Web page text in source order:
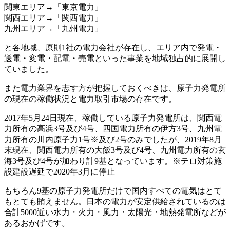
関東エリア→「東京電力」
関西エリア→「関西電力」
九州エリア→「九州電力」
と各地域、原則1社の電力会社が存在し、エリア内で発電・
送電・変電・配電・売電といった事業を地域独占的に展開し
ていました。
また電力業界を志す方が把握しておくべきは、 原子力発電所
の現在の稼働状況と電力取引市場の存在です。
2017年5月24日現在、稼働している原子力発電所は、関西電
力所有の高浜3号及び4号、四国電力所有の伊方3号、九州電
力所有の川内原子力1号※及び2号のみでしたが、2019年8月
末現在、関西電力所有の大飯3号及び4号、九州電力所有の玄
海3号及び4号が加わり計9基となっています。※テロ対策施
設建設遅延で2020年3月に停止
もちろん9基の原子力発電所だけで国内すべての電気はとて
もとても賄えません。日本の電力が安定供給されているのは
合計5000近い水力・火力・風力・太陽光・地熱発電所などが
あるおかげです。